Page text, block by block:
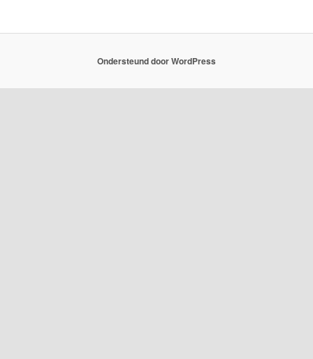
Ondersteund door WordPress